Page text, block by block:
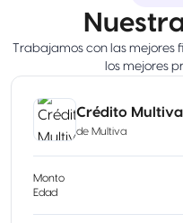
Trabajamos con las
los mejores
Crédito Multiva
de Multiva
Monto
Edad